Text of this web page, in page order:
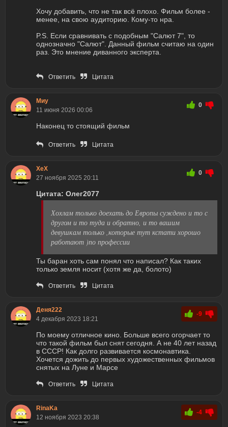
Хочу добавить, что не так всё плохо. Фильм более -
менее, на свою аудиторию. Кому-то нра.
P.S. Если сравнивать с подобным "Салют 7", то
однозначно "Салют". Данный фильм считаю на один
раз. Это мнение диванного эксперта.
Ответить Цитата
Миу
11 июня 2026 00:06
0
Наконец то стоящий фильм
Ответить Цитата
ХеХ
27 ноября 2025 20:11
0
Цитата: Олег2077
Хохлам только доехать до Европы суждено и то с
другом и то туда и обратно, и то вашим
девушкам только ,которые тут кстати хорошо
работают )по профессии
Ты баран хоть сам понял что написал? Как таких
только земля носит (хотя же да, болото)
Ответить Цитата
Деня222
4 декабря 2023 18:21
-9
По моему отличное кино. Больше всего огорчает то
что такой фильм был снят сегодня. А не 40 лет назад
в СССР! Как долго развивается космонавтика.
Хочется дожить до первых художественных фильмов
снятых на Луне и Марсе
Ответить Цитата
RinaKa
12 ноября 2023 20:38
-4